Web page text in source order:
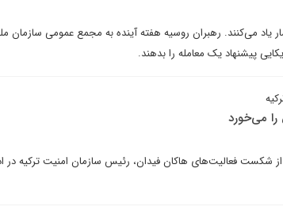
یاد می‌کنند. رهبران روسیه هفته آینده به مجمع عمومی سازمان
پیشنهاد یک معامله را بدهند.
می‌خورد
از شکست فعالیت‌های هاکان فیدان، رئیس سازمان امنیت ترکیه در